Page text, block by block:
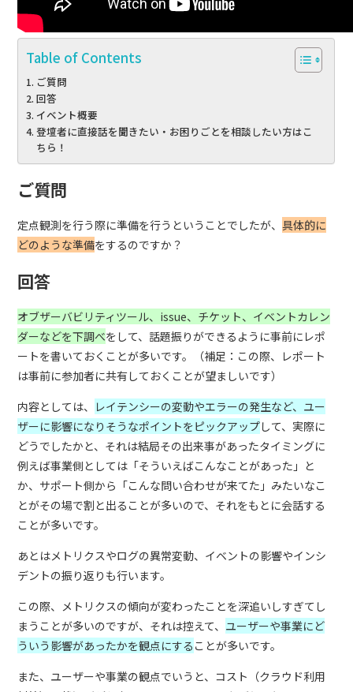
Table of Contents
ご質問
回答
イベント概要
登壇者に直接話を聞きたい・お困りごとを相談したい方はこ
ちら！
ご質問
定点観測を行う際に準備を行うということでしたが、具体的に
どのような準備をするのですか？
回答
オブザーバビリティツール、issue、チケット、イベントカレン
ダーなどを下調べをして、話題振りができるように事前にレポ
ートを書いておくことが多いです。（補足：この際、レポート
は事前に参加者に共有しておくことが望ましいです）
内容としては、 レイテンシーの変動やエラーの発生など、ユー
ザーに影響になりそうなポイントをピックアップして、実際に
どうでしたかと、それは結局その出来事があったタイミングに
例えば事業側としては「そういえばこんなことがあった」と
か、サポート側から「こんな問い合わせが来てた」みたいなこ
とがその場で割と出ることが多いので、それをもとに会話する
ことが多いです。
あとはメトリクスやログの異常変動、イベントの影響やインシ
デントの振り返りも行います。
この際、メトリクスの傾向が変わったことを深追いしすぎてし
まうことが多いのですが、それは控えて、 ユーザーや事業にど
ういう影響があったかを観点にする ことが多いです。
また、ユーザーや事業の観点でいうと、コスト（クラウド利用